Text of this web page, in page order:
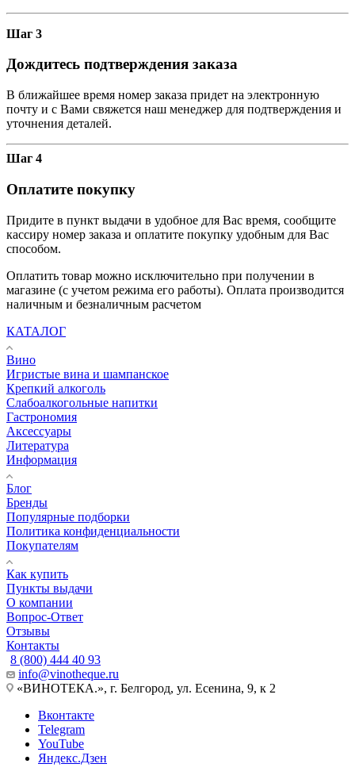
Шаг 3
Дождитесь подтверждения заказа
В ближайшее время номер заказа придет на электронную
почту и с Вами свяжется наш менеджер для подтверждения и
уточнения деталей.
Шаг 4
Оплатите покупку
Придите в пункт выдачи в удобное для Вас время, сообщите
кассиру номер заказа и оплатите покупку удобным для Вас
способом.
Оплатить товар можно исключительно при получении в
магазине (с учетом режима его работы). Оплата производится
наличным и безналичным расчетом
КАТАЛОГ
Вино
Игристые вина и шампанское
Крепкий алкоголь
Слабоалкогольные напитки
Гастрономия
Аксессуары
Литература
Информация
Блог
Бренды
Популярные подборки
Политика конфиденциальности
Покупателям
Как купить
Пункты выдачи
О компании
Вопрос-Ответ
Отзывы
Контакты
8 (800) 444 40 93
info@vinotheque.ru
«ВИНОТЕКА.», г. Белгород, ул. Есенина, 9, к 2
Вконтакте
Telegram
YouTube
Яндекс.Дзен